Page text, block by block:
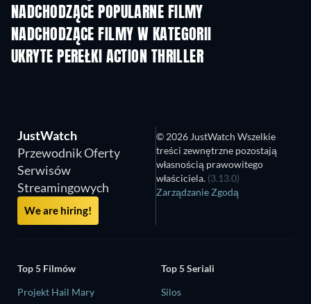
NADCHODZĄCE POPULARNE FILMY
NADCHODZĄCE FILMY W KATEGORII
UKRYTE PEREŁKI ACTION THRILLER
JustWatch
Przewodnik Oferty
Serwisów
Streamingowych
We are hiring!
© 2026 JustWatch Wszelkie
treści zewnętrzne pozostają
własnością prawowitego
właściciela. (3.13.0)
Zarządzanie Zgodą
Top 5 Filmów
Projekt Hail Mary
Top 5 Seriali
Silos